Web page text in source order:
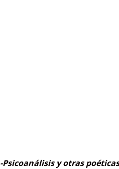
-Psicoanálisis y otras